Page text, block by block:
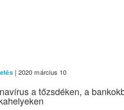
| 2020 március 10
a tőzsdéken, a